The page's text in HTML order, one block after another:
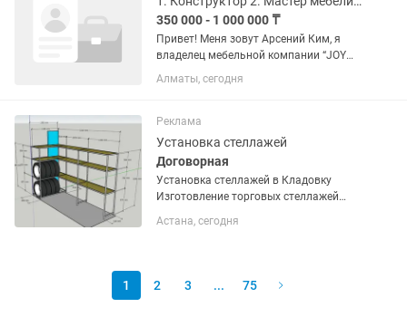
350 000 - 1 000 000 ₸
Привет! Меня зовут Арсений Ким, я
владелец мебельной компании “JOY
Мебель” — мебель, которая радует. Мы
на рынке уже 15 лет, за это время
Алматы, сегодня
Реклама
Установка стеллажей
Договорная
Установка стеллажей в Кладовку
Изготовление торговых стеллажей
Астана, сегодня
1 2 3 ... 75